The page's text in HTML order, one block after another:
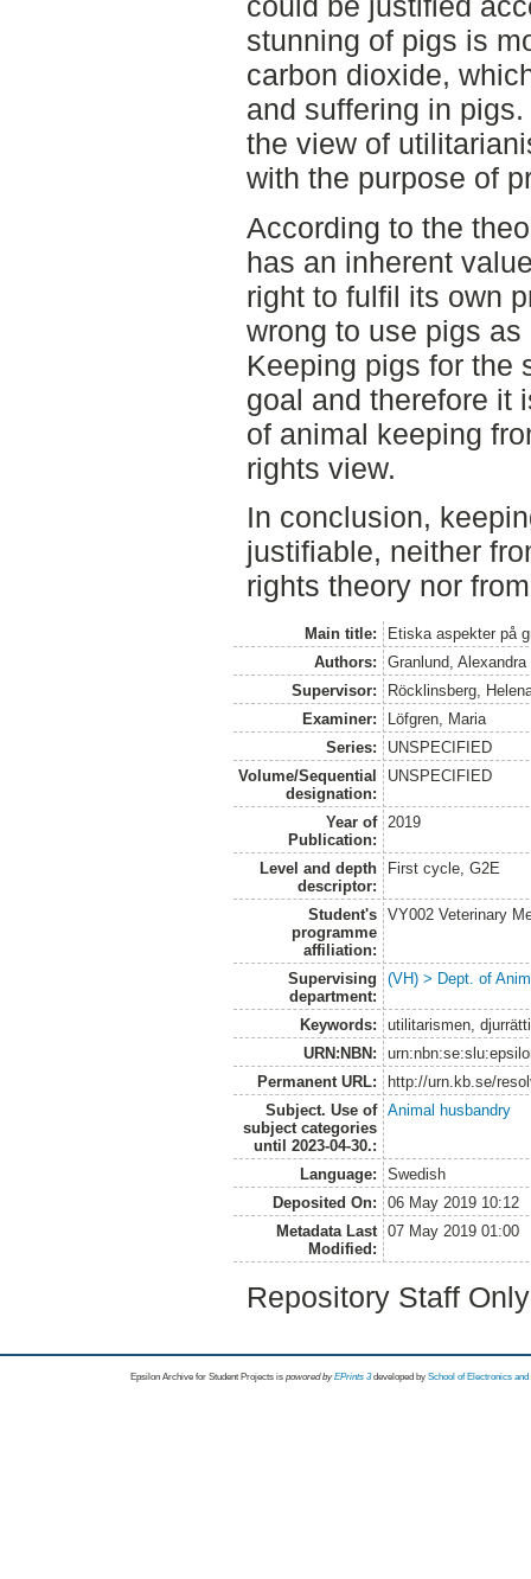
stunning of pigs is
carbon dioxide,
and suffering in
the view of
with the purpose of
According to the
has an inherent
right to fulfil its own
wrong to use pigs
Keeping pigs for the
goal and therefore it
of animal keeping
rights view.
In conclusion,
justifiable, neither
rights theory nor
Main title:
Etiska aspekter på
Authors:
Granlund, Alexandra
Supervisor:
Röcklinsberg,
Examiner:
Löfgren, Maria
Series:
UNSPECIFIED
Volume/Sequential
designation:
UNSPECIFIED
Year of
Publication:
2019
Level and depth
descriptor:
First cycle, G2E
Student's
programme
affiliation:
VY002 Veterinary
Supervising
department:
(VH) > Dept. of
Keywords:
utilitarismen,
URN:NBN:
Permanent URL:
http://urn.kb.se/
Subject. Use of
subject categories
until 2023-04-30.:
Animal husbandry
Language:
Swedish
Deposited On:
06 May 2019 10:12
Metadata Last
Modified:
07 May 2019 01:00
Repository Staff
Epsilon Archive for Student Projects is powored byEPrints 3 developed by School of Electronics